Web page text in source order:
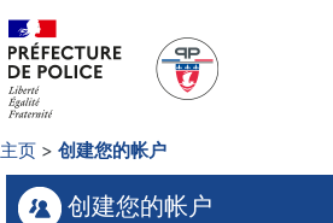
主页 创建您的帐户
创建您的帐户